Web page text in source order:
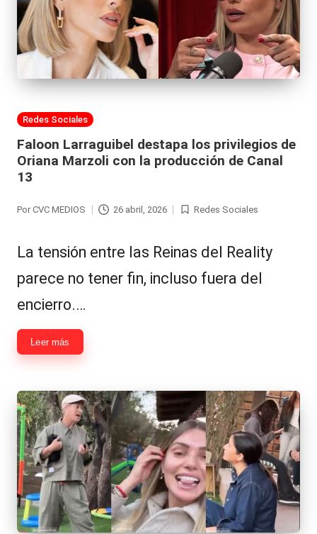
Publicada
Redes Sociales
Faloon Larraguibel destapa los privilegios de
Oriana Marzoli con la producción de Canal
13
Por CVC MEDIOS 26 abril, 2026
Publicada
Redes Sociales
La tensión entre las Reinas del Reality
parece no tener fin, incluso fuera del
encierro.…
Leer más